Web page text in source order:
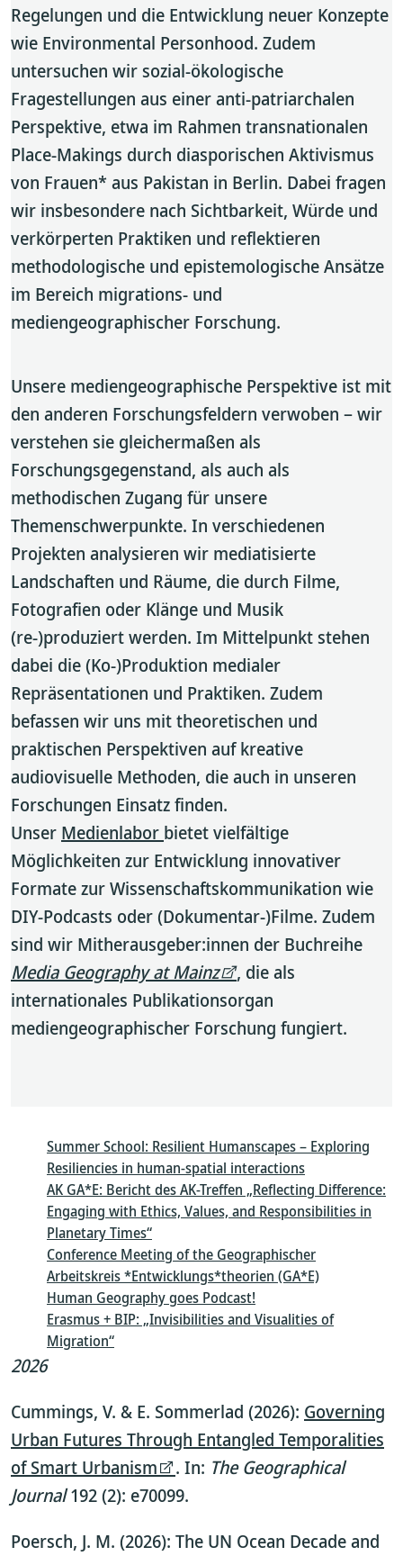
Regelungen und die Entwicklung neuer Konzepte
wie Environmental Personhood. Zudem
untersuchen wir sozial-ökologische
Fragestellungen aus einer anti-patriarchalen
Perspektive, etwa im Rahmen transnationalen
Place-Makings durch diasporischen Aktivismus
von Frauen* aus Pakistan in Berlin. Dabei fragen
wir insbesondere nach Sichtbarkeit, Würde und
verkörperten Praktiken und reflektieren
methodologische und epistemologische Ansätze
im Bereich migrations- und
mediengeographischer Forschung.
Unsere mediengeographische Perspektive ist mit
den anderen Forschungsfeldern verwoben – wir
verstehen sie gleichermaßen als
Forschungsgegenstand, als auch als
methodischen Zugang für unsere
Themenschwerpunkte. In verschiedenen
Projekten analysieren wir mediatisierte
Landschaften und Räume, die durch Filme,
Fotografien oder Klänge und Musik
(re-)produziert werden. Im Mittelpunkt stehen
dabei die (Ko-)Produktion medialer
Repräsentationen und Praktiken. Zudem
befassen wir uns mit theoretischen und
praktischen Perspektiven auf kreative
audiovisuelle Methoden, die auch in unseren
Forschungen Einsatz finden.
Unser Medienlabor bietet vielfältige
Möglichkeiten zur Entwicklung innovativer
Formate zur Wissenschaftskommunikation wie
DIY-Podcasts oder (Dokumentar-)Filme. Zudem
sind wir Mitherausgeber:innen der Buchreihe
Media Geography at Mainz
, die als
internationales Publikationsorgan
mediengeographischer Forschung fungiert.
Summer School: Resilient Humanscapes – Exploring
Resiliencies in human-spatial interactions
AK GA*E: Bericht des AK-Treffen „Reflecting Difference:
Engaging with Ethics, Values, and Responsibilities in
Planetary Times“
Conference Meeting of the Geographischer
Arbeitskreis *Entwicklungs*theorien (GA*E)
Human Geography goes Podcast!
Erasmus + BIP: „Invisibilities and Visualities of
Migration“
2026
Cummings, V. & E. Sommerlad (2026): Governing
Urban Futures Through Entangled Temporalities
of Smart Urbanism
. In: The Geographical
Journal192 (2): e70099.
Poersch, J. M. (2026): The UN Ocean Decade and